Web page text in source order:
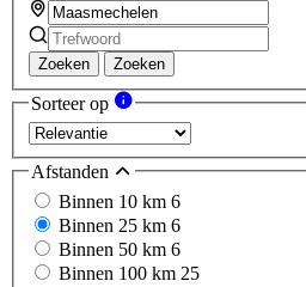
Zoeken Zoeken
Sorteer op
Afstanden
Binnen 10 km 6
Binnen 25 km 6
Binnen 50 km 6
Binnen 100 km 25